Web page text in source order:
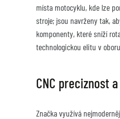
místa motocyklu, kde lze
stroje; jsou navrženy tak,
komponenty, které sníží
technologickou elitu v
CNC preciznost
Značka využívá